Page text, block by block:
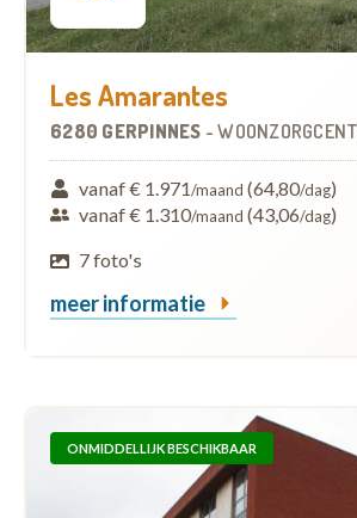
Les Amarantes
6280 GERPINNES -
vanaf € 1.971/maand (64,80/dag)
vanaf € 1.310/maand (43,06/dag)
7 foto's
meer informatie
ONMIDDELLIJK BESCHIKBAAR